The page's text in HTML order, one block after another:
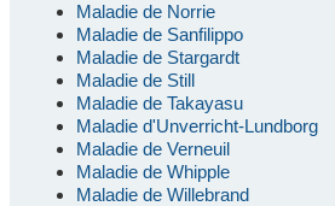
Maladie de Norrie
Maladie de Sanfilippo
Maladie de Stargardt
Maladie de Still
Maladie de Takayasu
Maladie d'Unverricht-Lundborg
Maladie de Verneuil
Maladie de Whipple
Maladie de Willebrand